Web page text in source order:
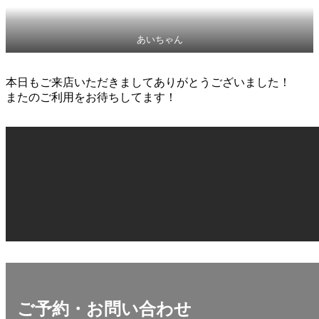
あいちゃん
本日もご来店いただきましてありがとうございました！
またのご利用をお待ちしてます！
ご予約・お問い合わせ